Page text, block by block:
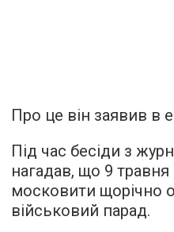
Про це він заявив в
Під час бесіди з
нагадав, що 9
московити щорічно
військовий парад.